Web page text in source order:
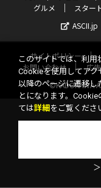
グルメ
スター
ASCII.jp
サイトポリシー
お問い合わせ
広
©KADOKAWA
このサイトでは、利用
Cookieを使用してア
以降のページに遷移し
とになります。
ては詳細 をご覧くださ